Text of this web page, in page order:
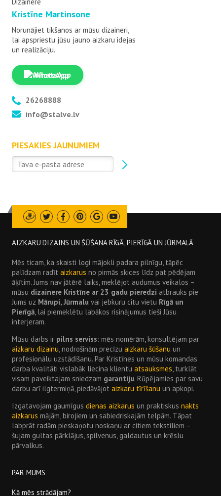
Kristīne Martinsone
Norunājiet tikšanos ar mūsu dizaineri,
lai apspriestu jūsu jauno aizkaru idejas
un realizāciju.
WhatsApp
26268888
info@stalve.lv
PIESAKIES JAUNUMIEM
Draugiem
TwitterFacebookPinterest
GoogleYoutube
AIZKARU DIZAINS UN ŠŪŠANA RĪGĀ, PIERĪGĀ UN JŪRMALĀ
Mēs ticam, ka skaisti logi mājokli padara pilnīgu, tāpēc
palīdzam radītaizkarus no pirmās skices līdz pat pēdējam
āķītim. Jums nav jātērē laiks, meklējot audumus veikalos –
mūsu dizainere Kristīne ar 23 gadu pieredzi atbrauks pie
Jums uz Mārupi, Jūrmalu vai jebkuru citu vietu Rīgā un
Pierīgā, lai piemeklētu labākos risinājumus tieši Jūsu
interjeram.
Mūsu darbs ir pilns serviss: mēs nomērām, konsultējam par
aizkaru dizainu, nodrošinām precīzuaizkaru šūšanu un
profesionālu uzstādīšanu. Par Kristīnes un mūsu komandas
darba kvalitāti vislabāk liecina klientuatsauksmes, turklāt
visam paveiktajam sniedzam garantiju. Rūpējamies par savu
darbu arī ilgtermiņā, piedāvājotaizkaru tīrīšanu un apkopi.
Izgatavojam gaumīgusdienas aizkarus un praktiskusnakts
aizkarus mājām, birojiem un sabiedriskajām telpām. Tāpat
labprāt radām pieskaņotu noskaņu ar citiem tekstiliem –
šujam gultas pārklājus, spilvenus, galdautus un krēslu
pārvalkus.
PAR MUMS
Kā mēs strādājam?